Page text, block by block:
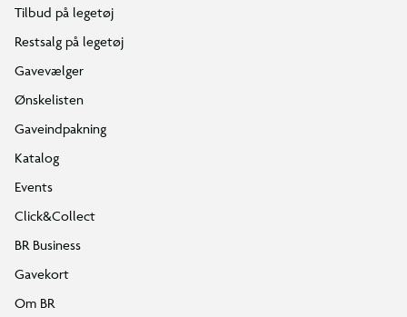
Tilbud på legetøj
Restsalg på legetøj
Gavevælger
Ønskelisten
Gaveindpakning
Katalog
Events
Click&Collect
BR Business
Gavekort
Om BR